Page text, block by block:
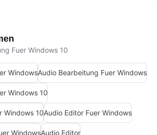
Fuer Windows 10
WindowsAudio Bearbeitung Fuer Windows
Windows 10
Windows 10Audio Editor Fuer Windows
WindowsAudio Editor